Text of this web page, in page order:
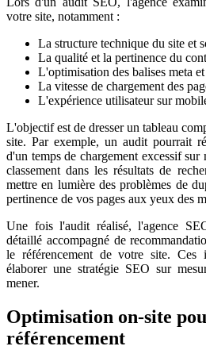
votre site, notamment :
La structure technique du site et
La qualité et la pertinence du
L'optimisation des balises meta et
La vitesse de chargement des
L'expérience utilisateur sur
L'objectif est de dresser un tableau
site. Par exemple, un audit pourrait
d'un temps de chargement excessif
classement dans les résultats de
mettre en lumière des problèmes de
pertinence de vos pages aux yeux des
Une fois l'audit réalisé, l'agence
détaillé accompagné de
le référencement de votre site. Ces
élaborer une stratégie SEO sur
mener.
Optimisation on-site
référencement